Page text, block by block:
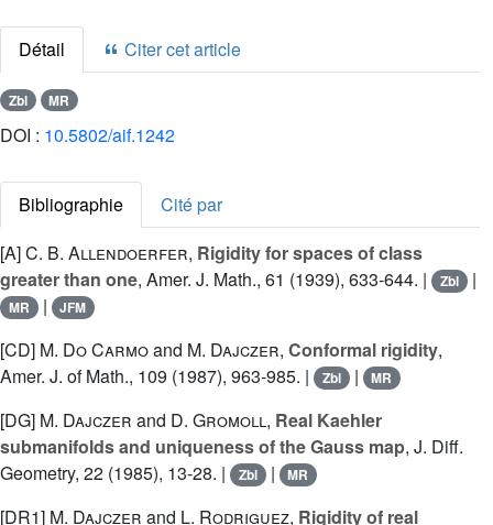
Détail Citer cet article
Zbl MR
DOI : 10.5802/aif.1242
Bibliographie
Cité par
[A]C. B. Allendoerfer, Rigidity for spaces of class
greater than one, Amer. J. Math., 61 (1939), 633-644. | Zbl |
MR | JFM
[CD] M. Do Carmoand M. Dajczer, Conformal rigidity,
Amer. J. of Math., 109 (1987), 963-985. |
Zbl | MR
[DG] M. Dajczer and D. Gromoll, Real Kaehler
submanifolds and uniqueness of the Gauss map, J. Diff.
Geometry, 22 (1985), 13-28. |
Zbl | MR
[DR1] M. Dajczer and L. Rodriguez, Rigidity of real